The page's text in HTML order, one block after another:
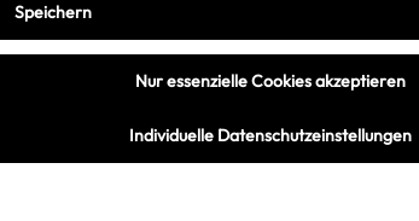
EUR
Speichern
Nur essenzielle Cookies akzeptieren
Individuelle Datenschutzeinstellungen